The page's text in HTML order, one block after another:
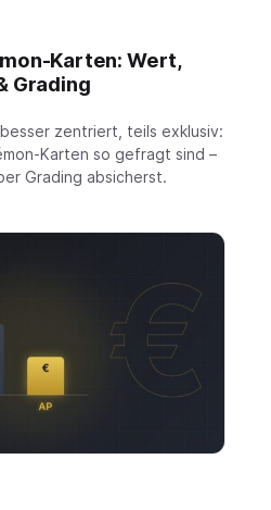
Karten: Wert,
Grading
zentriert, teils exklusiv:
Karten so gefragt sind –
Grading absicherst.